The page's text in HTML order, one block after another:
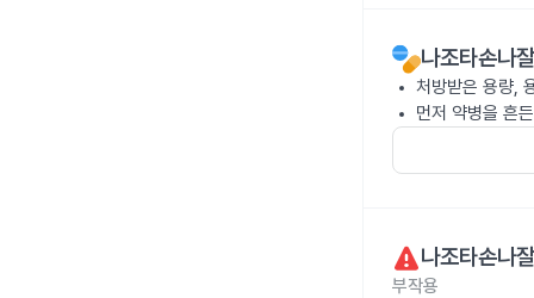
나조타손나
처방받은 용량,
먼저 약병을 흔
나조타손나
부작용